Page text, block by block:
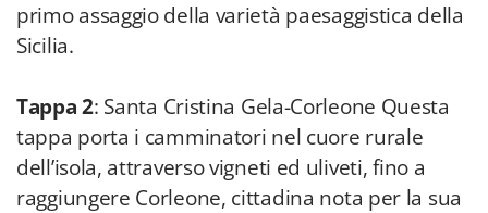
primo assaggio della varietà paesaggistica della
Sicilia.
Tappa 2: Santa Cristina Gela-Corleone Questa
tappa porta i camminatori nel cuore rurale
dell’isola, attraverso vigneti ed uliveti, fino a
raggiungere Corleone, cittadina nota per la sua